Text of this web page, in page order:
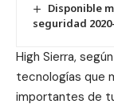
Disponible
seguridad
High Sierra,
tecnologías que
importantes de